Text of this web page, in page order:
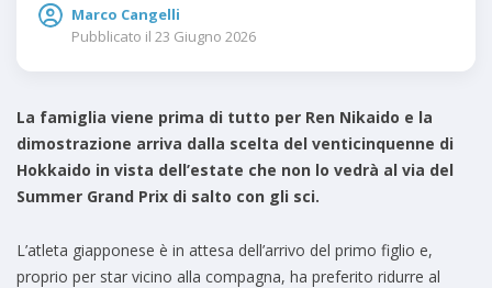
Marco Cangelli
Pubblicato il 23 Giugno 2026
La famiglia viene prima di tutto per Ren Nikaido e la
dimostrazione arriva dalla scelta del venticinquenne di
Hokkaido in vista dell’estate che non lo vedrà al via del
Summer Grand Prix di salto con gli sci.
L’atleta giapponese è in attesa dell’arrivo del primo figlio e,
proprio per star vicino alla compagna, ha preferito ridurre al